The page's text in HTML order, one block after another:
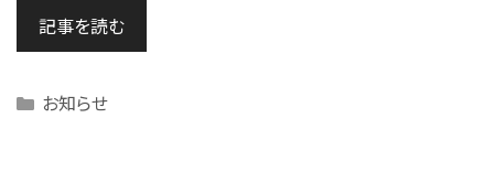
記事を読む
Categories
お知らせ